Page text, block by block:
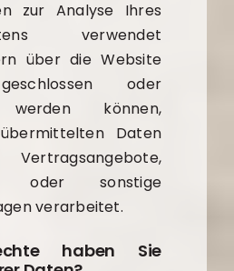
zur Analyse Ihres
verwendet
über die Website
oder
werden können,
Daten
oder sonstige
verarbeitet.
haben Sie